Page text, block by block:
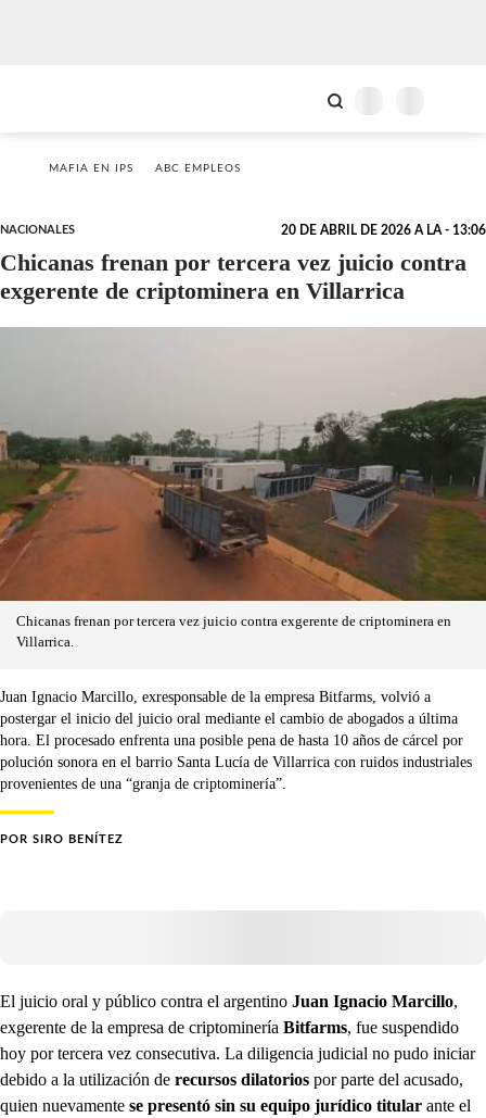
MAFIA EN IPS ABC EMPLEOS
NACIONALES 20 DE ABRIL DE 2026 A LA - 13:06
Chicanas frenan por tercera vez juicio contra
exgerente de criptominera en Villarrica
Chicanas frenan por tercera vez juicio contra exgerente de criptominera en
Villarrica.
Juan Ignacio Marcillo, exresponsable de la empresa Bitfarms, volvió a
postergar el inicio del juicio oral mediante el cambio de abogados a última
hora. El procesado enfrenta una posible pena de hasta 10 años de cárcel por
polución sonora en el barrio Santa Lucía de Villarrica con ruidos industriales
provenientes de una “granja de criptominería”.
POR SIRO BENÍTEZ
El juicio oral y público contra el argentino Juan Ignacio Marcillo,
exgerente de la empresa de criptominería Bitfarms, fue suspendido
hoy por tercera vez consecutiva. La diligencia judicial no pudo iniciar
debido a la utilización de recursos dilatorios por parte del acusado,
quien nuevamente se presentó sin su equipo jurídico titular ante el